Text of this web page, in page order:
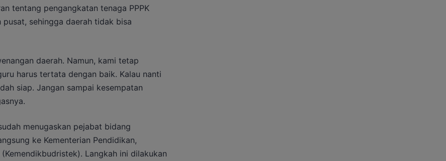
tentang pengangkatan tenaga PPPK
sehingga daerah tidak bisa
daerah. Namun, kami tetap
harus tertata dengan baik. Kalau nanti
siap. Jangan sampai kesempatan
menugaskan pejabat bidang
ke Kementerian Pendidikan,
Langkah ini dilakukan